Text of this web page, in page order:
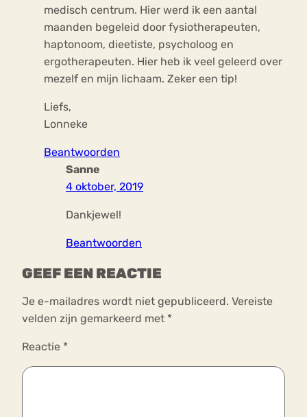
medisch centrum. Hier werd ik een aantal
maanden begeleid door fysiotherapeuten,
haptonoom, dieetiste, psycholoog en
ergotherapeuten. Hier heb ik veel geleerd over
mezelf en mijn lichaam. Zeker een tip!
Liefs,
Lonneke
Beantwoorden
Sanne
4 oktober, 2019
Dankjewel!
Beantwoorden
GEEF EEN REACTIE
Je e-mailadres wordt niet gepubliceerd. Vereiste
velden zijn gemarkeerd met *
Reactie *